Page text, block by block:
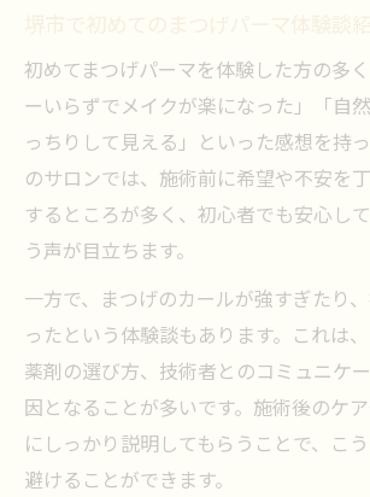
堺市で初めてのまつげパーマ体験談
初めてまつげパーマを体験した方の多
ーいらずでメイクが楽になった」「自
っちりして見える」といった感想を持
のサロンでは、施術前に希望や不安を
するところが多く、初心者でも安心し
う声が目立ちます。
一方で、まつげのカールが強すぎたり
ったという体験談もあります。これは
薬剤の選び方、技術者とのコミュニケ
因となることが多いです。施術後のケ
にしっかり説明してもらうことで、こ
避けることができます。